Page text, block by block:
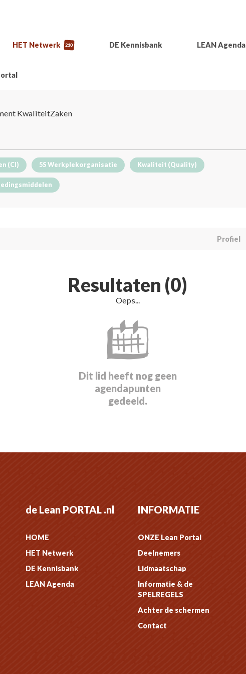
HET Netwerk 210 DE Kennisbank LEAN Agenda
KwaliteitZaken
(CI) 5S Werkplekorganisatie Kwaliteit (Quality)
Profiel
Resultaten (0)
Oeps...
Dit lid heeft nog geen
agendapunten
gedeeld.
de Lean PORTAL .nl
HOME
HET Netwerk
DE Kennisbank
LEAN Agenda
INFORMATIE
ONZE Lean Portal
Deelnemers
Lidmaatschap
Informatie & de
SPELREGELS
Achter de schermen
Contact